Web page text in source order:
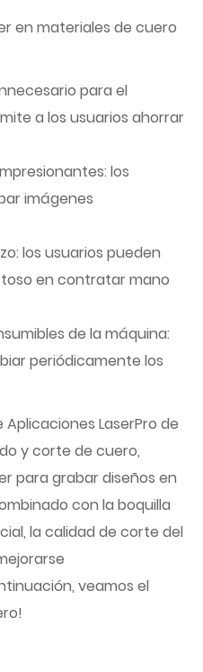
en materiales de cuero
para el
a los usuarios ahorrar
los
imágenes
los usuarios pueden
en contratar mano
de la máquina:
periódicamente los
LaserPro de
y corte de cuero,
para grabar diseños en
con la boquilla
la calidad de corte del
veamos el